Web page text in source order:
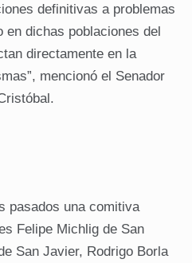
definitivas a problemas
dichas poblaciones del
directamente en la
mencionó el Senador
pasados una comitiva
Felipe Michlig de San
San Javier, Rodrigo Borla